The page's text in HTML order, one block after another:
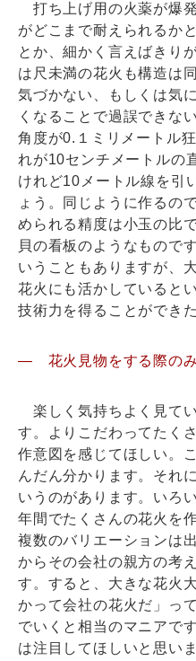
打ち上げ用の火薬が爆
がどこまで耐えられるか
とか、細かく言えばきり
は尺未満の花火も構造は
気づかない、もしくは気
くなることで過誤できな
角度が0.１ミリメートル
れが10センチメートルの
けれど10メートル線を引
ょう。同じように作るの
められる精度は小玉の比
貝の看板のようなもので
いうこともありますが、
花火にも活かしていると
技術力を得ることができ
― 花火見物をする際のみ
楽しく気持ちよく見て
す。よりこだわってたく
作意図を感じてほしい。
んだん分かります。それ
いうのがあります。いろ
年間でたくさんの花火を
複数のバリエーションは
からその会社の親方の考
す。すると、大きな花火
かって会社の花火だ」っ
でいくと相当のマニアで
は注目してほしいと思いま